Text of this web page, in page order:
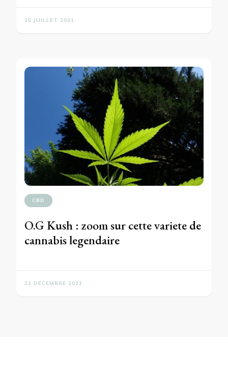
15 JUILLET 2021
CBD
O.G Kush : zoom sur cette variete de
cannabis legendaire
22 DÉCEMBRE 2021